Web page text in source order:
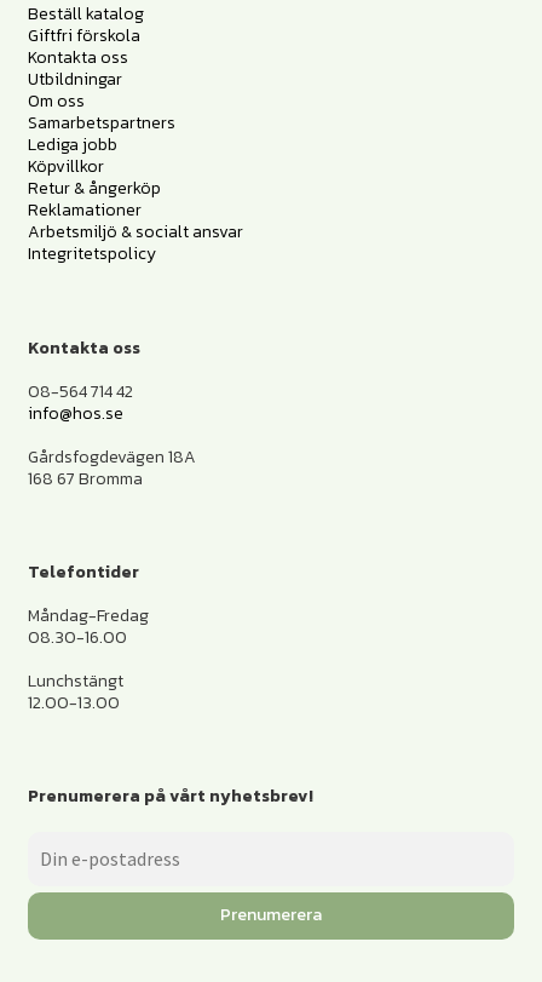
Beställ katalog
Giftfri förskola
Kontakta oss
Utbildningar
Om oss
Samarbetspartners
Lediga jobb
Köpvillkor
Retur & ångerköp
Reklamationer
Arbetsmiljö & socialt ansvar
Integritetspolicy
Kontakta oss
08-564 714 42
info@hos.se
Gårdsfogdevägen 18A
168 67 Bromma
Telefontider
Måndag-Fredag
08.30-16.00
Lunchstängt
12.00-13.00
Prenumerera på vårt nyhetsbrev!
Prenumerera